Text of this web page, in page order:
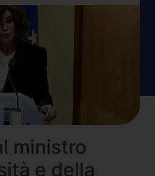
ministro
e della